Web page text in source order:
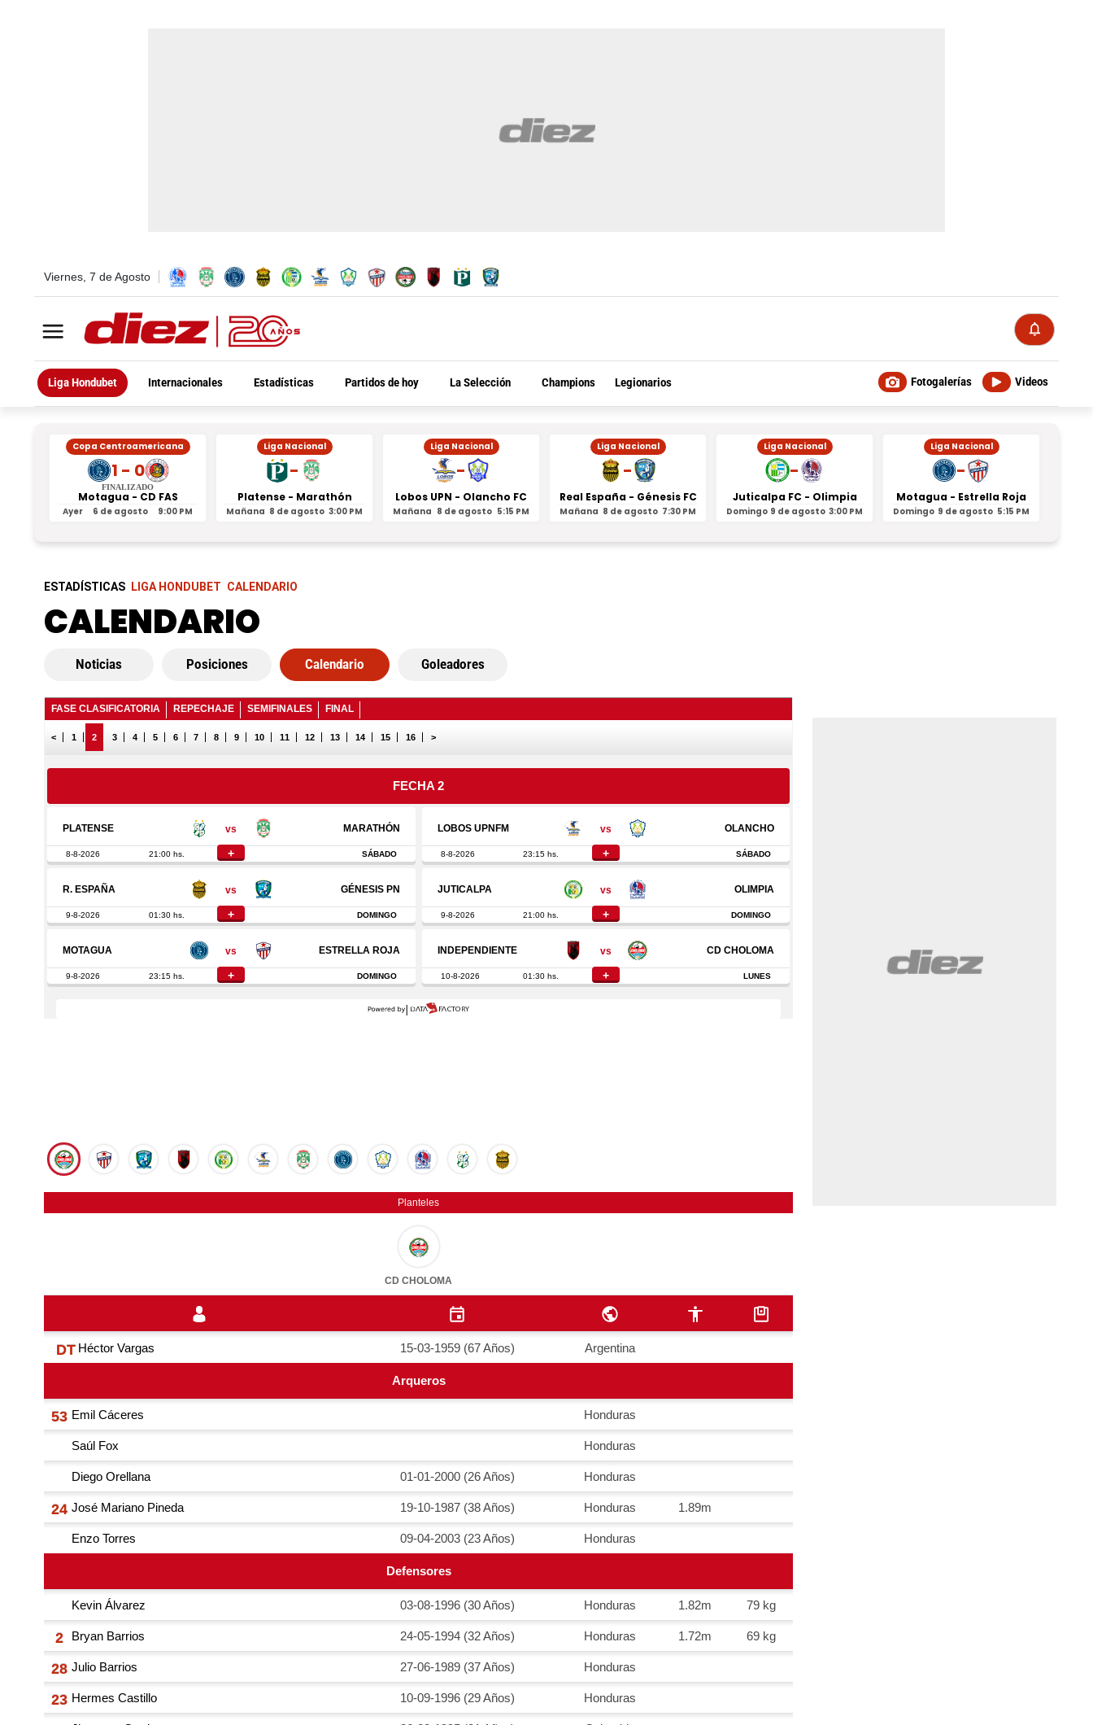
Viernes, 7 de Agosto
Liga Hondubet Internacionales Estadísticas Partidos de hoy La Selección Champions Legionarios Videos
Fotogalerías
Copa Centroamericana
1 - 0
FINALIZADO
Motagua - CD FAS
Ayer 6 de agosto 9:00 PM
Liga Nacional
-
Platense - Marathón
Mañana 8 de agosto 3:00 PM
Liga Nacional
-
Lobos UPN - Olancho FC
Mañana 8 de agosto 5:15 PM
Liga Nacional
-
Real España - Génesis FC
Mañana 8 de agosto 7:30 PM
Liga Nacional
-
Juticalpa FC - Olimpia
Domingo 9 de agosto 3:00 PM
Liga Nacional
-
Motagua - Estrella Roja
Domingo 9 de agosto 5:15 PM
ESTADÍSTICAS LIGA HONDUBET CALENDARIO
CALENDARIO
Noticias Posiciones Calendario Goleadores